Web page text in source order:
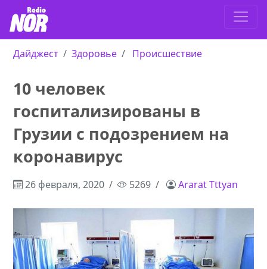
Дайджест Здоровье Происшествие
10 человек
госпитализированы в
Грузии с подозрением на
коронавирус
26 февраля, 2020 5269 Ararat Tttyan